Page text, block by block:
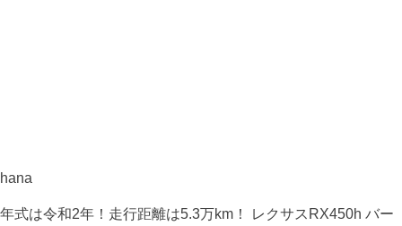
hana
年式は令和2年！走行距離は5.3万km！ レクサスRX450h バー